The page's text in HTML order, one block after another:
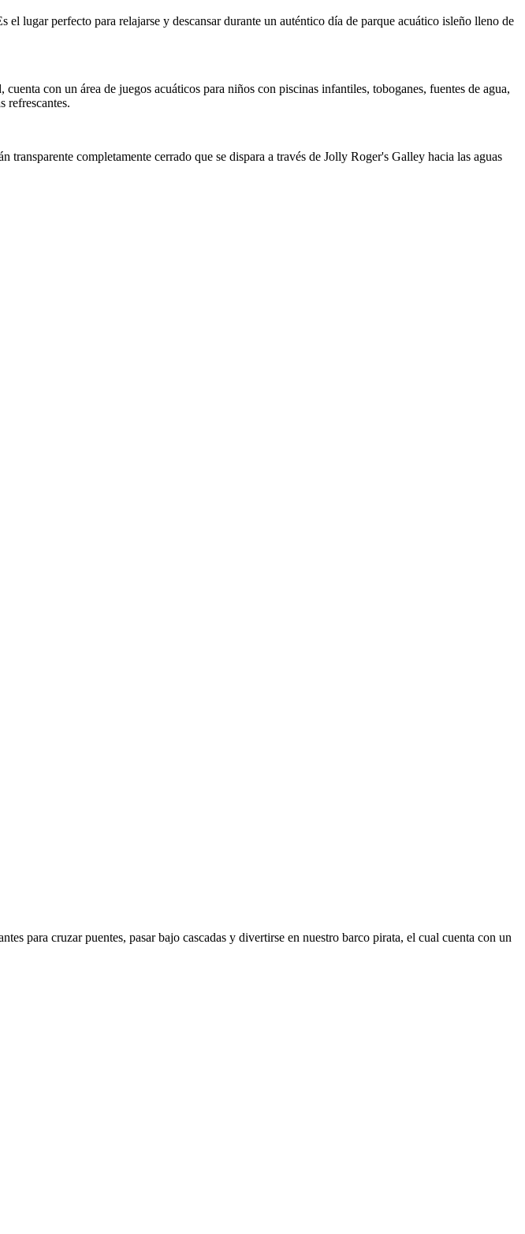
lugar perfecto para relajarse y descansar durante un auténtico día de parque acuático isleño lleno de
con un área de juegos acuáticos para niños con piscinas infantiles, toboganes, fuentes de agua,
refrescantes.
completamente cerrado que se dispara a través de Jolly Roger's Galley hacia las aguas
para cruzar puentes, pasar bajo cascadas y divertirse en nuestro barco pirata, el cual cuenta con un